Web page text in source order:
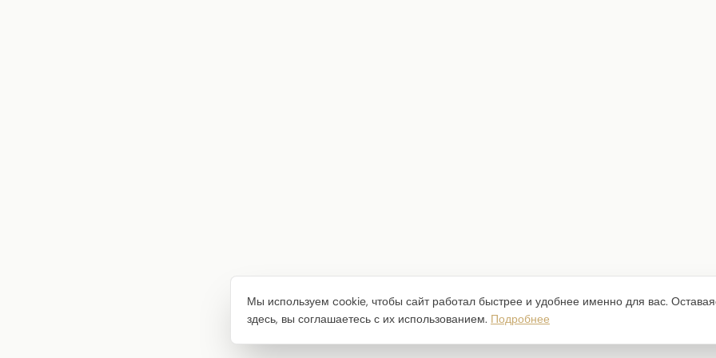
Мы используем cookie, чтобы сайт работал быстрее и удобнее именно для вас.
здесь, вы соглашаетесь с их использованием. Подробнее